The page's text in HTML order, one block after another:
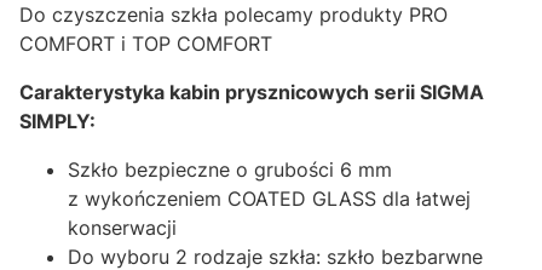
Do czyszczenia szkła polecamy produkty PRO
COMFORT i TOP COMFORT
Carakterystyka kabin prysznicowych serii SIGMA
SIMPLY:
Szkło bezpieczne o grubości 6 mm
z wykończeniem COATED GLASS dla łatwej
konserwacji
Do wyboru 2 rodzaje szkła: szkło bezbarwne